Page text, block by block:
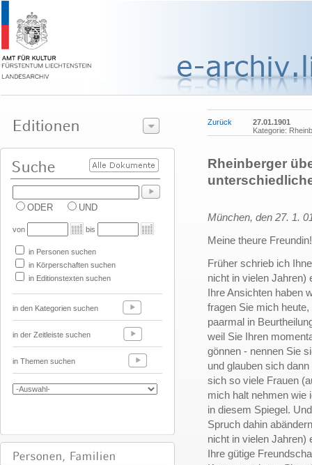
ODER UND
von bis
in Personen suchen
in Körperschaften suchen
in Editionstexten suchen
in den Kategorien suchen
in der Zeitleiste suchen
in Themen suchen
Zurück
27.01.1901
Kategorie:
Rheinberger
München, den 27. 1.
Meine theure Freundin!
Früher schrieb ich
nicht in vielen Jahren)
Ihre Ansichten haben
fragen Sie mich
paarmal in
weil Sie Ihren
gönnen - nennen Sie
und glauben sich
sich so viele Frauen
mich halt nehmen wie
in diesem Spiegel.
Spruch dahin
nicht in vielen Jahren)
Ihre gütige